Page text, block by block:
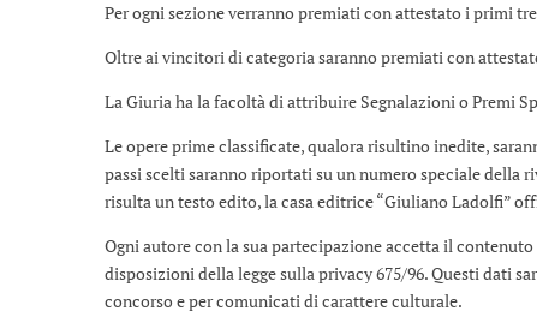
Per ogni sezione verranno premiati con attestato i primi
Oltre ai vincitori di categoria saranno premiati con
La Giuria ha la facoltà di attribuire Segnalazioni o Premi
Le opere prime classificate, qualora risultino inedite,
passi scelti saranno riportati su un numero speciale della
risulta un testo edito, la casa editrice “Giuliano Ladolfi”
Ogni autore con la sua partecipazione accetta il
disposizioni della legge sulla privacy 675/96. Questi dati
concorso e per comunicati di carattere culturale.